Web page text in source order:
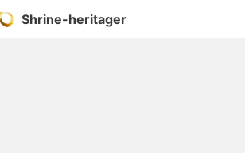
Shrine-heritager